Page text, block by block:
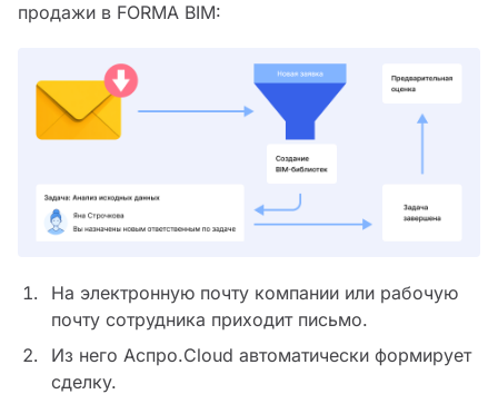
продажи в FORMA BIM:
На электронную почту компании или рабочую
почту сотрудника приходит письмо.
Из него Аспро.Cloud автоматически формирует
сделку.